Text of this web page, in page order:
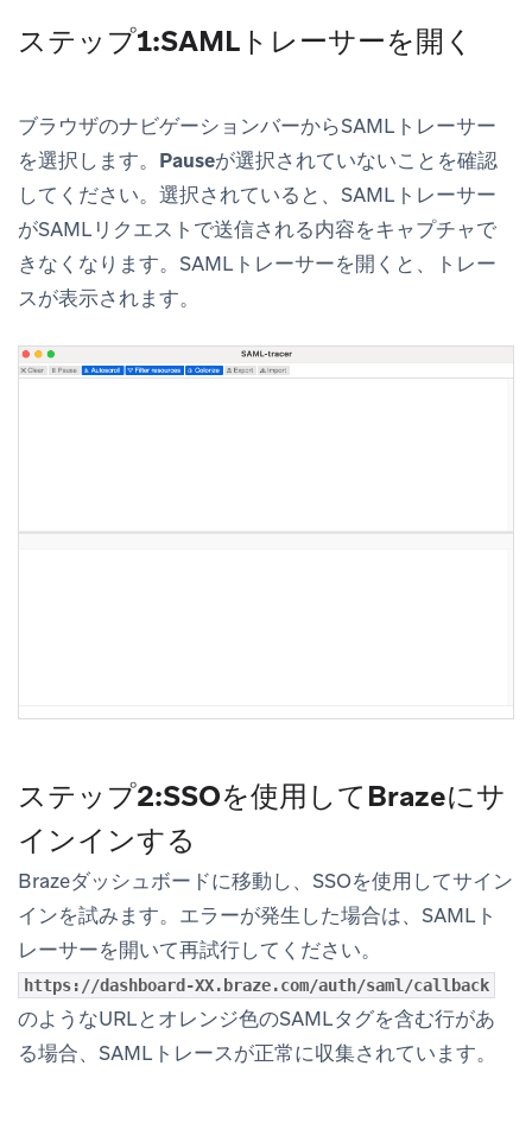
ステップ1:SAMLトレーサーを開く
ブラウザのナビゲーションバーからSAMLトレーサー
を選択します。 Pauseが選択されていないことを確認
してください。選択されていると、SAMLトレーサー
がSAMLリクエストで送信される内容をキャプチャで
きなくなります。SAMLトレーサーを開くと、トレー
スが表示されます。
ステップ2:SSOを使用してBrazeにサ
インインする
Brazeダッシュボードに移動し、SSOを使用してサイン
インを試みます。エラーが発生した場合は、SAMLト
レーサーを開いて再試行してください。
https://dashboard-XX.braze.com/auth/saml/callback
のようなURLとオレンジ色のSAMLタグを含む行があ
る場合、SAMLトレースが正常に収集されています。